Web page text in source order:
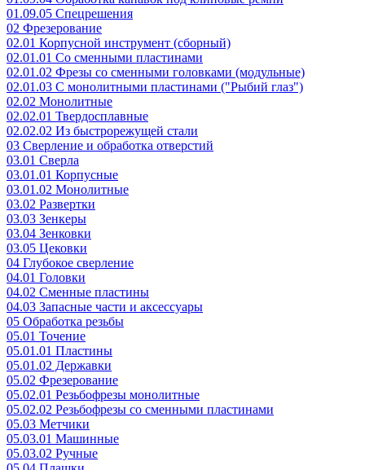
01.09.05 Спецрешения
02 Фрезерование
02.01 Корпусной инструмент (сборный)
02.01.01 Со сменными пластинами
02.01.02 Фрезы со сменными головками (модульные)
02.01.03 С монолитными пластинами ("Рыбий глаз")
02.02 Монолитные
02.02.01 Твердосплавные
02.02.02 Из быстрорежущей стали
03 Сверление и обработка отверстий
03.01 Сверла
03.01.01 Корпусные
03.01.02 Монолитные
03.02 Развертки
03.03 Зенкеры
03.04 Зенковки
03.05 Цековки
04 Глубокое сверление
04.01 Головки
04.02 Сменные пластины
04.03 Запасные части и аксессуары
05 Обработка резьбы
05.01 Точение
05.01.01 Пластины
05.01.02 Державки
05.02 Фрезерование
05.02.01 Резьбофрезы монолитные
05.02.02 Резьбофрезы со сменными пластинами
05.03 Метчики
05.03.01 Машинные
05.03.02 Ручные